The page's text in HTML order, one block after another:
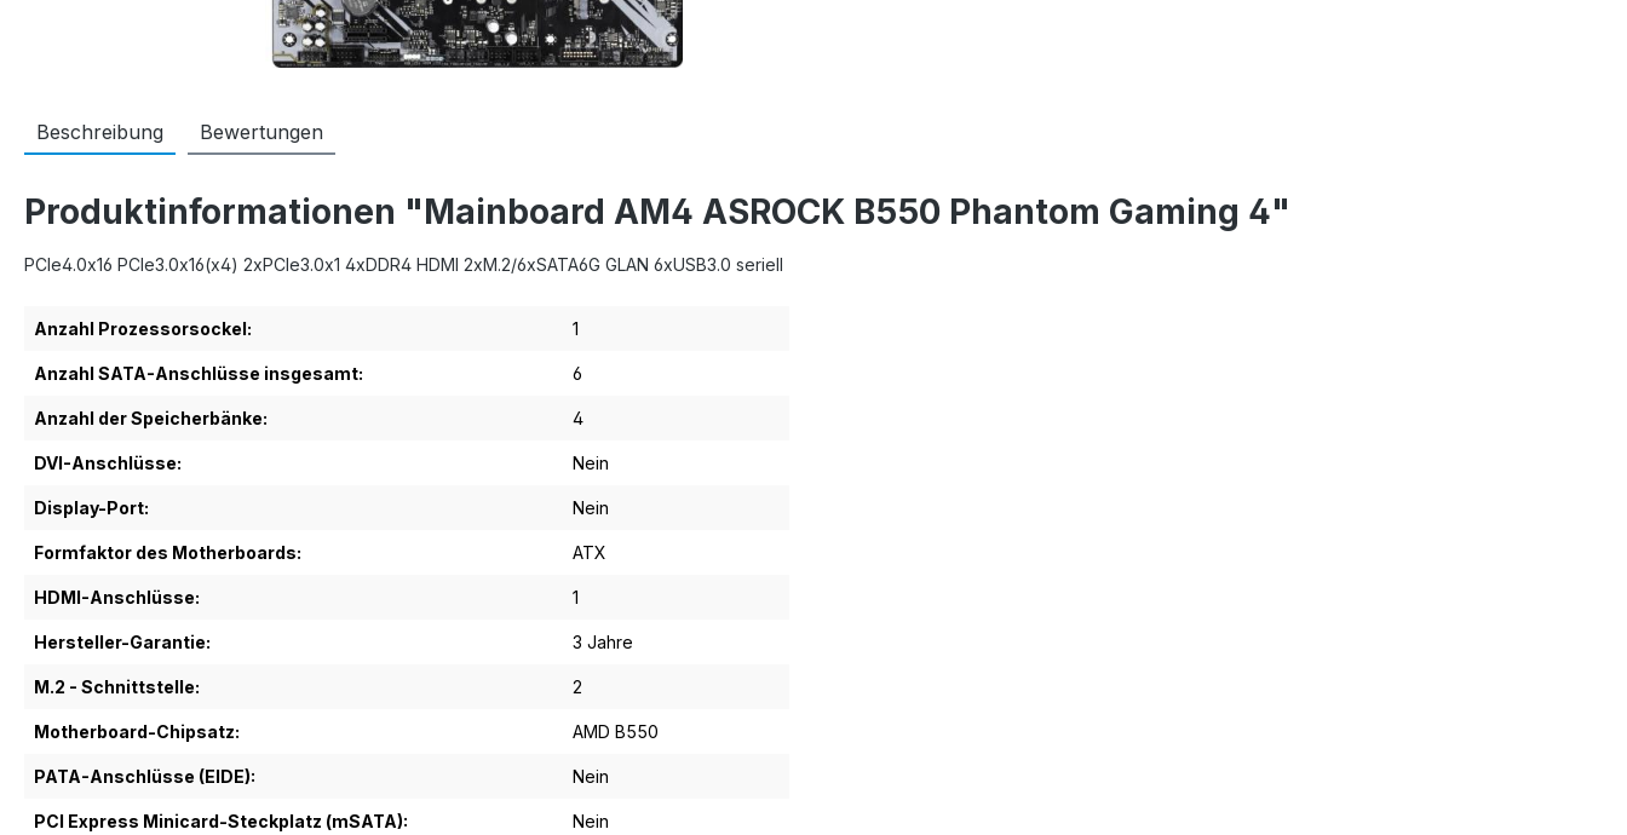
Beschreibung Bewertungen
Produktinformationen "Mainboard AM4 ASROCK B550 Phantom Gaming 4"
PCIe4.0x16 PCIe3.0x16(x4) 2xPCIe3.0x1 4xDDR4 HDMI 2xM.2/6xSATA6G GLAN 6xUSB3.0 seriell
Anzahl Prozessorsockel: 1
Anzahl SATA-Anschlüsse insgesamt: 6
Anzahl der Speicherbänke: 4
DVI-Anschlüsse: Nein
Display-Port: Nein
Formfaktor des Motherboards: ATX
HDMI-Anschlüsse: 1
Hersteller-Garantie: 3 Jahre
M.2 - Schnittstelle: 2
Motherboard-Chipsatz: AMD B550
PATA-Anschlüsse (EIDE): Nein
PCI Express Minicard-Steckplatz (mSATA): Nein